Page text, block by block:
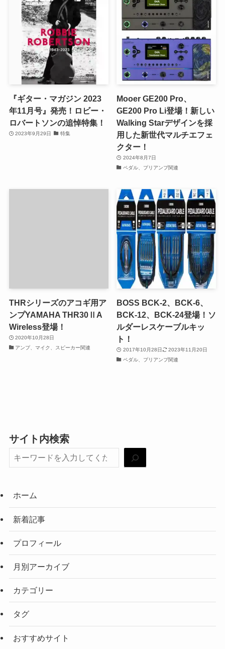
『ギター・マガジン 2023
年11月号』発売！ロビー・
ロバートソンの追悼特集！
2023年9月29日 特集
Mooer GE200 Pro、
GE200 Pro Li登場！新しい
Walking Starデザインを採
用した新世代マルチエフェ
クター！
2024年8月7日
ペダル、プリアンプ関連
THRシリーズのアコギ用ア
ンプYAMAHA THR30ⅡA
Wireless登場！
2020年10月28日
アンプ、マイク、スピーカー関連
BOSS BCK-2、BCK-6、
BCK-12、BCK-24登場！ソ
ルダーレスケーブルキッ
ト！
2017年10月28日
2023年11月20日
ペダル、プリアンプ関連
サイト内検索
ホーム
新着記事
プロフィール
月別アーカイブ
カテゴリー
タグ
おすすめサイト